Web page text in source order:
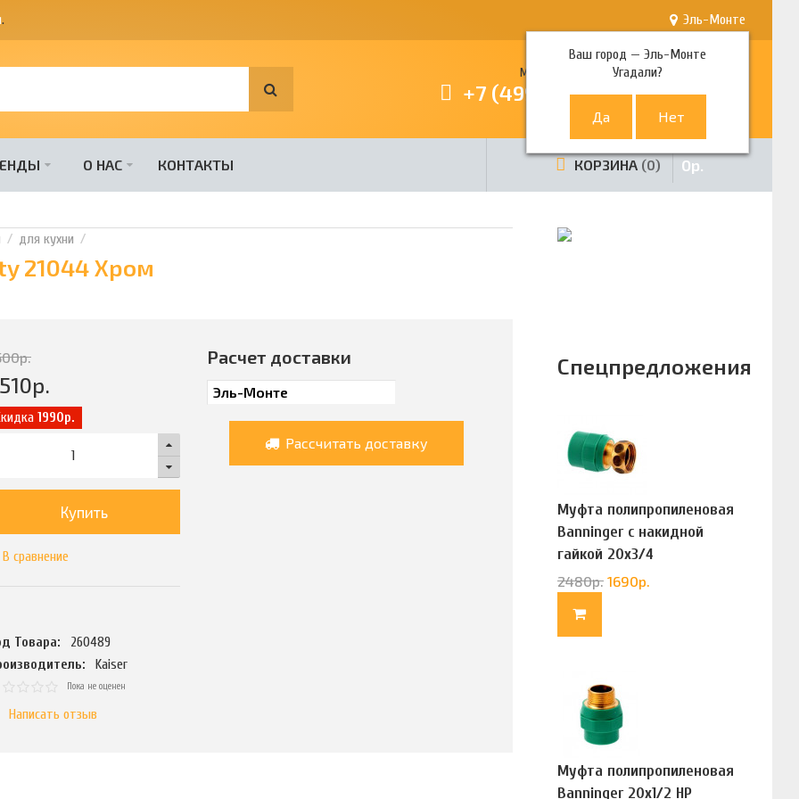
. Эль-Монте
Ваш город —Эль-Монте
Угадали?
Многоканальный телефон
+7 (499) 380-80-80
О НАС КОНТАКТЫ КОРЗИНА 0 0р.
для кухни
21044 Хром
р.
р.
1990р.
Купить
В сравнение
Товара:
260489
Kaiser
Пока не оценен
Написать отзыв
Расчет доставки
Рассчитать доставку
Спецпредложения
Муфта полипропиленовая
Banninger с накидной
гайкой 20х3/4
(G83322020)
2480р. 1690р.
Муфта полипропиленовая
Banninger 20х1/2 НР